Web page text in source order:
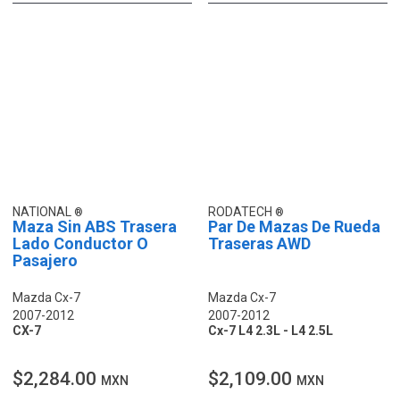
NATIONAL
Maza Sin ABS Trasera
Lado Conductor O
Pasajero
Mazda Cx-7
2007-2012
CX-7
$2,284.00 MXN
RODATECH
Par De Mazas De Rueda
Traseras AWD
Mazda Cx-7
2007-2012
Cx-7 L4 2.3L - L4 2.5L
$2,109.00 MXN